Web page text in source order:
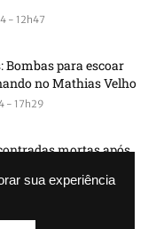
sua experiência
- 12h47
Bombas para escoar
no Mathias Velho
- 17h29
mortas após
- 10h20